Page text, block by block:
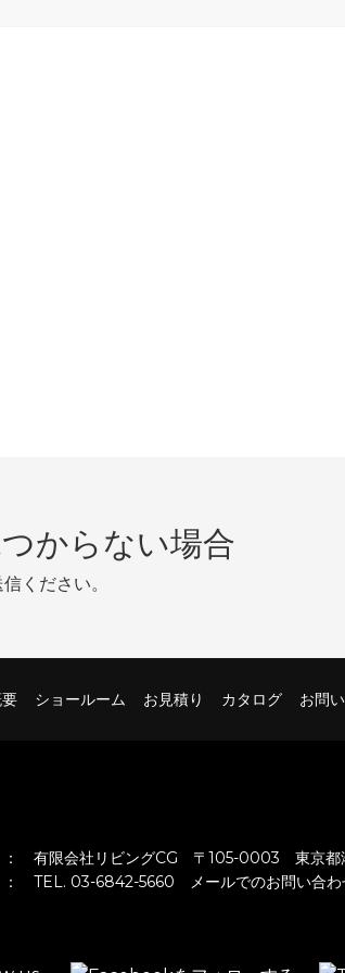
からない場合
ください。
ショールーム お見積り カタログ お問
有限会社リビングCG 〒105-0003 東京都
TEL. 03-6842-5660 メールでのお問い合